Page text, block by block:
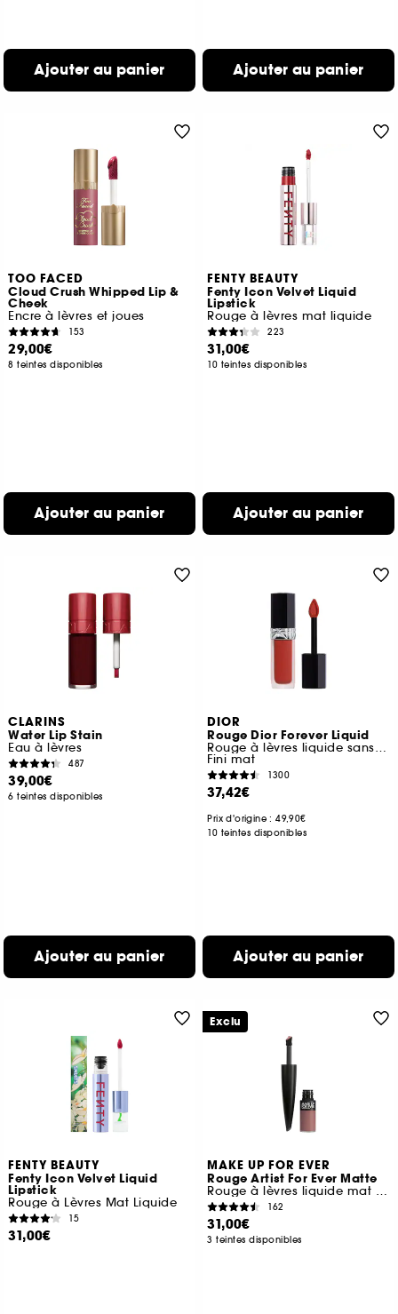
Ajouter au panier Ajouter au panier
TOO FACED
Cloud Crush Whipped Lip &
Cheek
Encre à lèvres et joues
153
29,00€
8 teintes disponibles
Ajouter au panier
FENTY BEAUTY
Fenty Icon Velvet Liquid
Lipstick
Rouge à lèvres mat liquide
223
31,00€
10 teintes disponibles
Ajouter au panier
CLARINS
Water Lip Stain
Eau à lèvres
487
39,00€
6 teintes disponibles
Ajouter au panier
DIOR
Rouge Dior Forever Liquid
Rouge à lèvres liquide sans transfert
Fini mat
1300
37,42€
Prix d'origine : 49,90€
10 teintes disponibles
Ajouter au panier
FENTY BEAUTY
Fenty Icon Velvet Liquid
Lipstick
Rouge à Lèvres Mat Liquide
15
31,00€
MAKE UP FOR EVER
Rouge Artist For Ever Matte
Rouge à lèvres liquide mat longue tenue
162
31,00€
3 teintes disponibles
Exclu